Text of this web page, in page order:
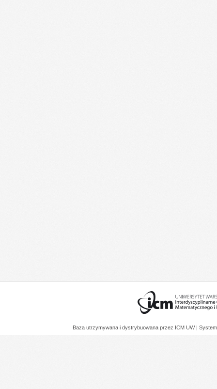
Baza utrzymywana i dystrybuowana przez ICM UW |